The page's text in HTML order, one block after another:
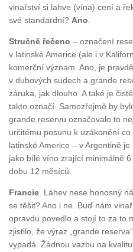
vinařství si lahve (vína) cení a
své standardní? Ano.
Stručně řečeno – označení
v latinské Americe (ale i v
komerční význam. Ano, je
v dubových sudech a grande
záruka, jak dlouho. A také je
takto označí. Samozřejmě by
grande reservu označovalo to
určitému posunu k uzákonění
latinské Americe – v Argentině
jako bílé víno zrající minimálně
dobu 12 měsíců.
Francie. Láhev nese honosný
se těšit? Ano i ne. Buď nám
opravdu povedlo a stojí to za to
zjistilo, že výraz „grande
vypadá. Žádnou vazbu na